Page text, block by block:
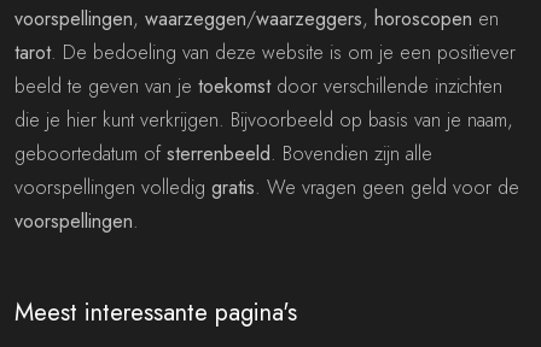
voorspellingen, waarzeggen/waarzeggers, horoscopen en
tarot. De bedoeling van deze website is om je een positiever
beeld te geven van je toekomstdoor verschillende inzichten
die je hier kunt verkrijgen. Bijvoorbeeld op basis van je naam,
geboortedatum ofsterrenbeeld. Bovendien zijn alle
voorspellingen volledig gratis. We vragen geen geld voor de
voorspellingen.
Meest interessante pagina's